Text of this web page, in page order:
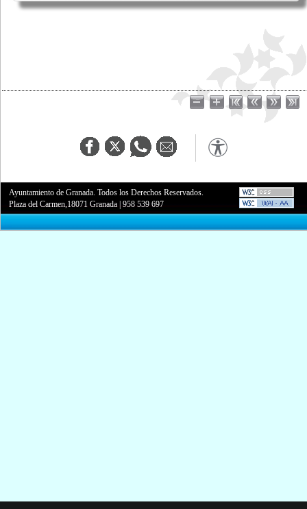
Ayuntamiento de Granada. Todos los Derechos Reservados.
Plaza del Carmen,18071 Granada |958 539 697